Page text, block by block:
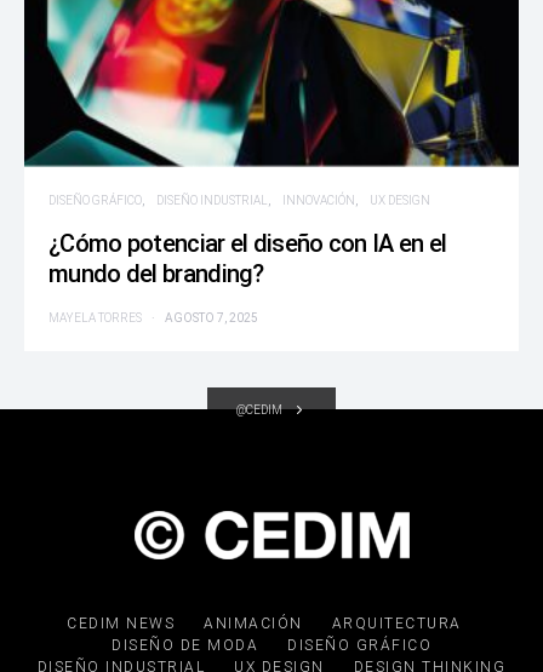
DISEÑO GRÁFICO DISEÑO INDUSTRIAL INNOVACIÓN UX DESIGN
¿Cómo potenciar el diseño con IA en el
mundo del branding?
MAYELA TORRES AGOSTO 7, 2025
@CEDIM
CEDIM NEWS ANIMACIÓN
ARQUITECTURA
DISEÑO DE MODA
DISEÑO GRÁFICO
DISEÑO INDUSTRIAL
UX DESIGN DESIGN THINKING